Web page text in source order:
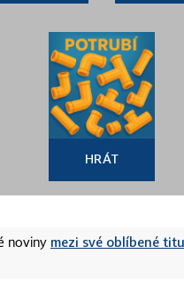
HRÁT
noviny mezi své oblíbené